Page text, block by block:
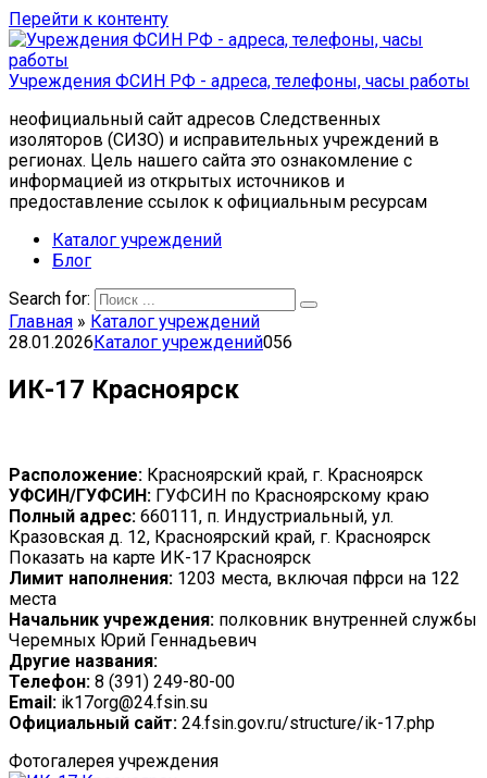
Перейти к контенту
Учреждения ФСИН РФ - адреса, телефоны, часы работы
неофициальный сайт адресов Следственных
изоляторов (СИЗО) и исправительных учреждений в
регионах. Цель нашего сайта это ознакомление с
информацией из открытых источников и
предоставление ссылок к официальным ресурсам
Каталог учреждений
Блог
Search for:
Главная » Каталог учреждений
28.01.2026Каталог учреждений056
ИК-17 Красноярск
Расположение: Красноярский край, г. Красноярск
УФСИН/ГУФСИН: ГУФСИН по Красноярскому краю
Полный адрес: 660111, п. Индустриальный, ул.
Кразовская д. 12, Красноярский край, г. Красноярск
Показать на карте ИК-17 Красноярск
Лимит наполнения: 1203 места, включая пфрси на 122
места
Начальник учреждения: полковник внутренней службы
Черемных Юрий Геннадьевич
Другие названия:
Телефон: 8 (391) 249-80-00
Email: ik17org@24.fsin.su
Официальный сайт: 24.fsin.gov.ru/structure/ik-17.php
Фотогалерея учреждения